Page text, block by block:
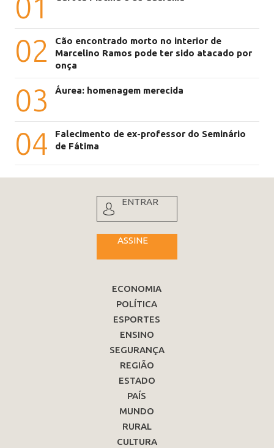
02
Cão encontrado morto no interior de
Marcelino Ramos pode ter sido atacado por
onça
03 Áurea: homenagem merecida
04
Falecimento de ex-professor do Seminário
de Fátima
ENTRAR
ASSINE
ECONOMIA
POLÍTICA
ESPORTES
ENSINO
SEGURANÇA
REGIÃO
ESTADO
PAÍS
MUNDO
RURAL
CULTURA